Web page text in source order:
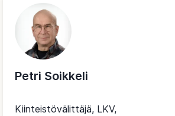
Petri Soikkeli
Kiinteistövälittäjä, LKV,